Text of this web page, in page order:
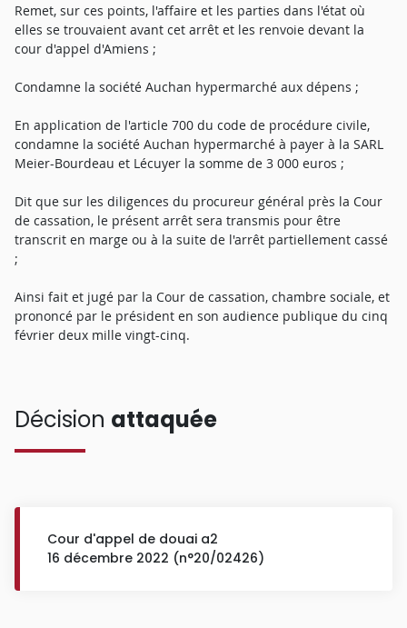
Remet, sur ces points, l'affaire et les parties dans l'état où
elles se trouvaient avant cet arrêt et les renvoie devant la
cour d'appel d'Amiens ;
Condamne la société Auchan hypermarché aux dépens ;
En application de l'article 700 du code de procédure civile,
condamne la société Auchan hypermarché à payer à la SARL
Meier-Bourdeau et Lécuyer la somme de 3 000 euros ;
Dit que sur les diligences du procureur général près la Cour
de cassation, le présent arrêt sera transmis pour être
transcrit en marge ou à la suite de l'arrêt partiellement cassé
;
Ainsi fait et jugé par la Cour de cassation, chambre sociale, et
prononcé par le président en son audience publique du cinq
février deux mille vingt-cinq.
Décision attaquée
Cour d'appel de douai a2
16 décembre 2022 (n°20/02426)